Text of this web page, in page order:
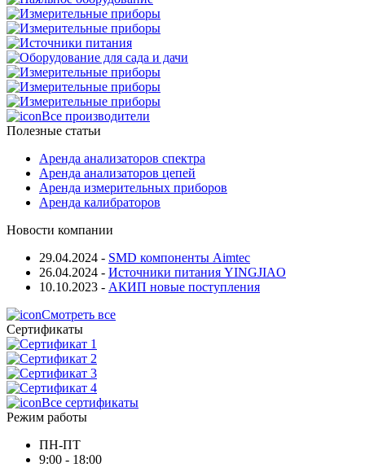
Все производители
Полезные статьи
Аренда анализаторов спектра
Аренда анализаторов цепей
Аренда измерительных приборов
Аренда калибраторов
Новости компании
29.04.2024 - SMD компоненты Aimtec
26.04.2024 - Источники питания YINGJIAO
10.10.2023 - АКИП новые поступления
Смотреть все
Сертификаты
Все сертификаты
Режим работы
ПН-ПТ
9:00 - 18:00